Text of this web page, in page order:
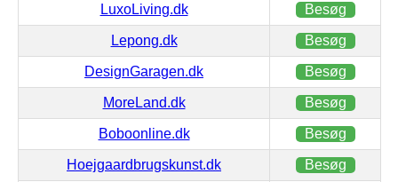
LuxoLiving.dk Besøg
Lepong.dk Besøg
DesignGaragen.dk Besøg
MoreLand.dk Besøg
Boboonline.dk Besøg
Hoejgaardbrugskunst.dk Besøg